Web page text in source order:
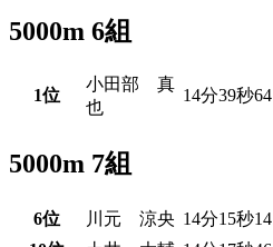
5000m 6組
1位
小田部 真
也
14分39秒64
5000m 7組
6位 川元 涼央 14分15秒14